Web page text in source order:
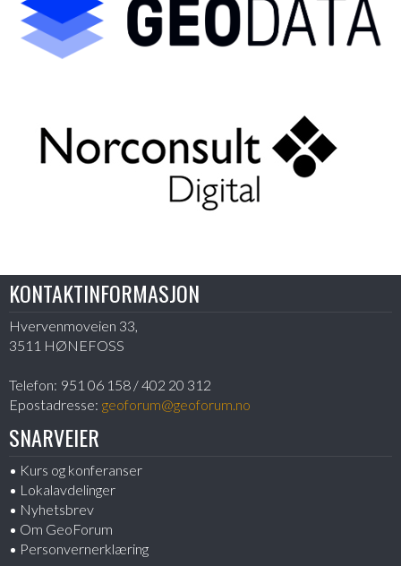
KONTAKTINFORMASJON
Hvervenmoveien 33,
3511 HØNEFOSS
Telefon: 951 06 158 / 402 20 312
Epostadresse: geoforum@geoforum.no
SNARVEIER
Kurs og konferanser
Lokalavdelinger
Nyhetsbrev
Om GeoForum
Personvernerklæring